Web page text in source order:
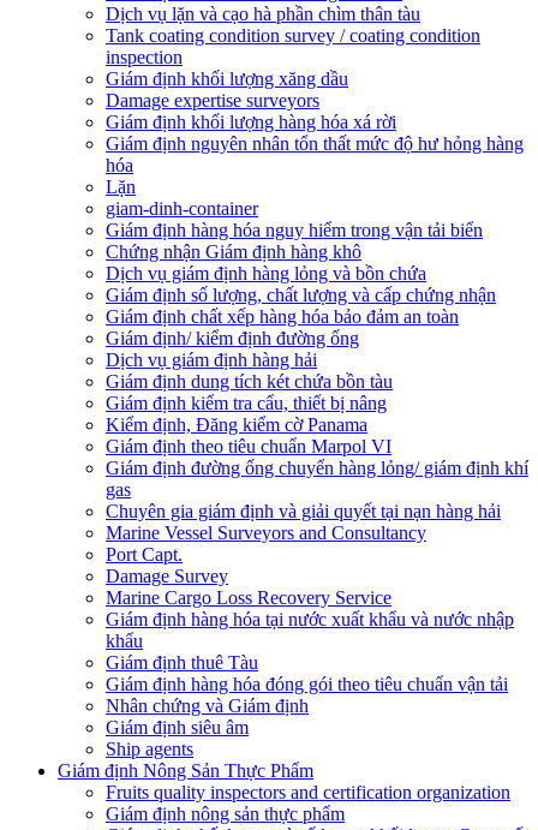
Dịch vụ lặn và cạo hà phần chìm thân tàu
Tank coating condition survey / coating condition
inspection
Giám định khối lượng xăng dầu
Damage expertise surveyors
Giám định khối lượng hàng hóa xá rời
Giám định nguyên nhân tổn thất mức độ hư hỏng hàng
hóa
Lặn
giam-dinh-container
Giám định hàng hóa nguy hiểm trong vận tải biển
Chứng nhận Giám định hàng khô
Dịch vụ giám định hàng lỏng và bồn chứa
Giám định số lượng, chất lượng và cấp chứng nhận
Giám định chất xếp hàng hóa bảo đảm an toàn
Giám định/ kiểm định đường ống
Dịch vụ giám định hàng hải
Giám định dung tích két chứa bồn tàu
Giám định kiểm tra cẩu, thiết bị nâng
Kiểm định, Đăng kiểm cờ Panama
Giám định theo tiêu chuẩn Marpol VI
Giám định đường ống chuyển hàng lỏng/ giám định khí
gas
Chuyên gia giám định và giải quyết tại nạn hàng hải
Marine Vessel Surveyors and Consultancy
Port Capt.
Damage Survey
Marine Cargo Loss Recovery Service
Giám định hàng hóa tại nước xuất khẩu và nước nhập
khẩu
Giám định thuê Tàu
Giám định hàng hóa đóng gói theo tiêu chuẩn vận tải
Nhân chứng và Giám định
Giám định siêu âm
Ship agents
Giám định Nông Sản Thực Phẩm
Fruits quality inspectors and certification organization
Giám định nông sản thực phẩm